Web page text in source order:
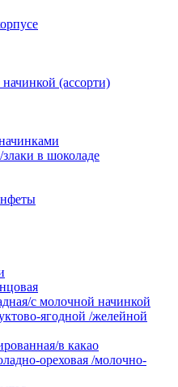
(ассорти)
в шоколаде
с молочной начинкой
ягодной /желейной
в какао
ореховая /молочно-